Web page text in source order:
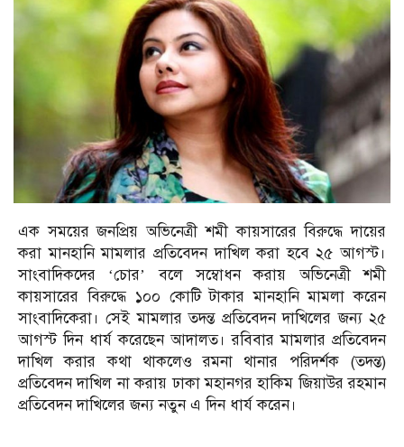
এক সময়ের জনপ্রিয় অভিনেত্রী শমী কায়সারের বিরুদ্ধে দায়ের
করা মানহানি মামলার প্রতিবেদন দাখিল করা হবে ২৫ আগস্ট।
সাংবাদিকদের ‘চোর’ বলে সম্বোধন করায় অভিনেত্রী শমী
কায়সারের বিরুদ্ধে ১০০ কোটি টাকার মানহানি মামলা করেন
সাংবাদিকেরা। সেই মামলার তদন্ত প্রতিবেদন দাখিলের জন্য ২৫
আগস্ট দিন ধার্য করেছেন আদালত। রবিবার মামলার প্রতিবেদন
দাখিল করার কথা থাকলেও রমনা থানার পরিদর্শক (তদন্ত)
প্রতিবেদন দাখিল না করায় ঢাকা মহানগর হাকিম জিয়াউর রহমান
প্রতিবেদন দাখিলের জন্য নতুন এ দিন ধার্য করেন।